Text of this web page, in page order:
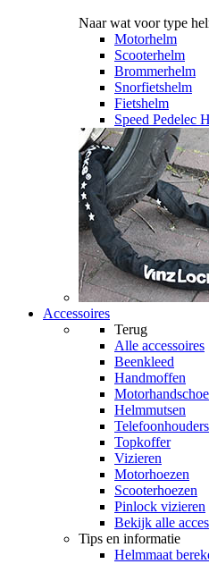
Naar wat voor type
Motorhelm
Scooterhelm
Brommerhelm
Snorfietshelm
Fietshelm
Speed Pedelec
Accessoires
Terug
Alle accessoires
Beenkleed
Handmoffen
Helmmutsen
Telefoonhouders
Topkoffer
Vizieren
Motorhoezen
Scooterhoezen
Pinlock vizieren
Bekijk alle
Tips en informatie
Helmmaat